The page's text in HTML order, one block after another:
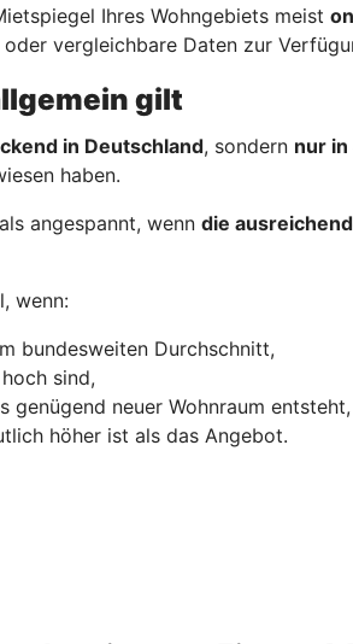
Ihres Wohngebiets meist
vergleichbare Daten zur
gilt
in Deutschland, sondern nur in
haben.
angespannt, wenn die
wenn:
bundesweiten Durchschnitt,
sind,
genügend neuer Wohnraum
höher ist als das Angebot.